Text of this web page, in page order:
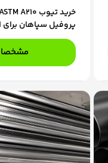
پروفیل سپاهان
سفارش، با
باشید.